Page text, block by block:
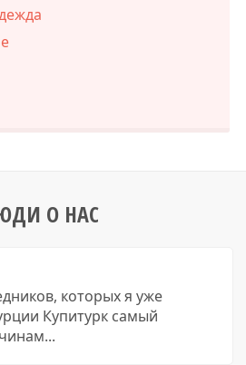
О НАС
которых я уже
Купитурк самый